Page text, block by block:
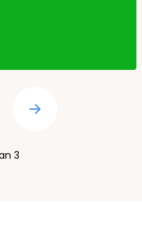
pagina
Pagina
3